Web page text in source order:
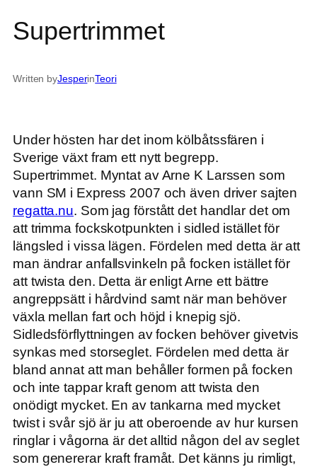
Supertrimmet
Written byJesperinTeori
Under hösten har det inom kölbåtssfären i
Sverige växt fram ett nytt begrepp.
Supertrimmet. Myntat av Arne K Larssen som
vann SM i Express 2007 och även driver sajten
regatta.nu. Som jag förstått det handlar det om
att trimma fockskotpunkten i sidled istället för
längsled i vissa lägen. Fördelen med detta är att
man ändrar anfallsvinkeln på focken istället för
att twista den. Detta är enligt Arne ett bättre
angreppsätt i hårdvind samt när man behöver
växla mellan fart och höjd i knepig sjö.
Sidledsförflyttningen av focken behöver givetvis
synkas med storseglet. Fördelen med detta är
bland annat att man behåller formen på focken
och inte tappar kraft genom att twista den
onödigt mycket. En av tankarna med mycket
twist i svår sjö är ju att oberoende av hur kursen
ringlar i vågorna är det alltid någon del av seglet
som genererar kraft framåt. Det känns ju rimligt,